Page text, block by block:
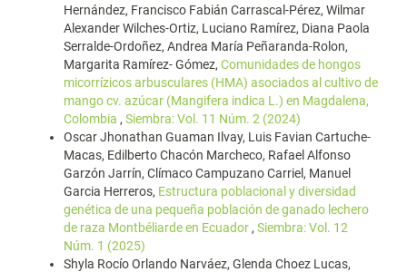
Hernández, Francisco Fabián Carrascal-Pérez, Wilmar
Alexander Wilches-Ortiz, Luciano Ramírez, Diana Paola
Serralde-Ordoñez, Andrea María Peñaranda-Rolon,
Margarita Ramírez- Gómez, Comunidades de hongos
micorrízicos arbusculares (HMA) asociados al cultivo de
mango cv. azúcar (Mangifera indica L.) en Magdalena,
Colombia , Siembra: Vol. 11 Núm. 2 (2024)
Oscar Jhonathan Guaman Ilvay, Luis Favian Cartuche-
Macas, Edilberto Chacón Marcheco, Rafael Alfonso
Garzón Jarrín, Clímaco Campuzano Carriel, Manuel
Garcia Herreros, Estructura poblacional y diversidad
genética de una pequeña población de ganado lechero
de raza Montbéliarde en Ecuador , Siembra: Vol. 12
Núm. 1 (2025)
Shyla Rocío Orlando Narváez, Glenda Choez Lucas,